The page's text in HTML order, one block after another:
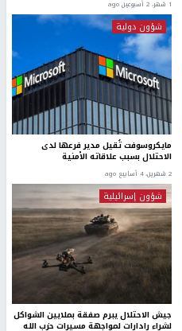
1 شهر، 2 أسبوعين ago
شؤون دولية
مايكروسوفت تُقيل مدير فرعها لدى
الاحتلال بسبب علاقاته الأمنية
2 شهرين، 4 أسابيع ago
شؤون إسرائيلية
جيش الاحتلال يبرم صفقة بملايين الشواكل
لشراء رادارات لمواجهة مسيرات حزب الله